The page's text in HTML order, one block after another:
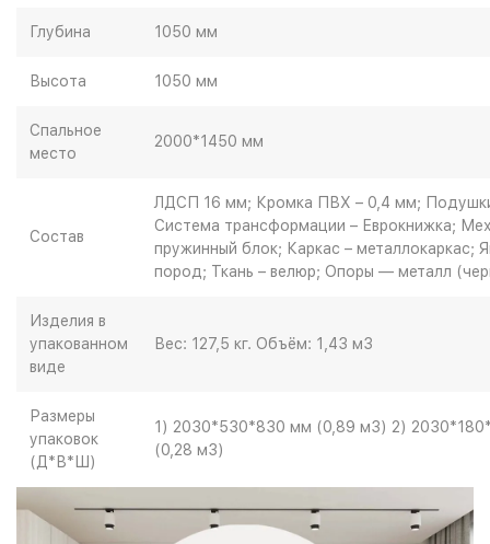
Глубина 1050 мм
Высота 1050 мм
Спальное
место
2000*1450 мм
Состав
ЛДСП 16 мм; Кромка ПВХ – 0,4 мм;
Система трансформации – Еврокнижка;
пружинный блок; Каркас – металлокаркас;
пород; Ткань – велюр; Опоры — металл
Изделия в
упакованном
виде
Вес: 127,5 кг. Объём: 1,43 м3
Размеры
упаковок
(Д*В*Ш)
1) 2030*530*830 мм (0,89 м3) 2)
(0,28 м3)